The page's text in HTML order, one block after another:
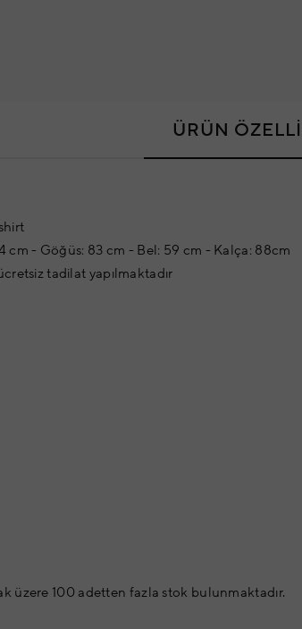
ÜRÜN
cm - Göğüs: 83 cm - Bel: 59 cm - Kalça: 88cm
tadilat yapılmaktadır
üzere 100 adetten fazla stok bulunmaktadır.